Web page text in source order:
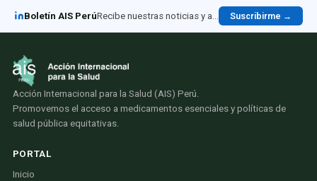
Boletín AIS PerúRecibe nuestras noticias y análisis en LinkedIn Suscribirme →
Acción Internacional para la Salud (AIS) Perú.
Promovemos el acceso a medicamentos esenciales y políticas de
salud pública equitativas.
PORTAL
Inicio